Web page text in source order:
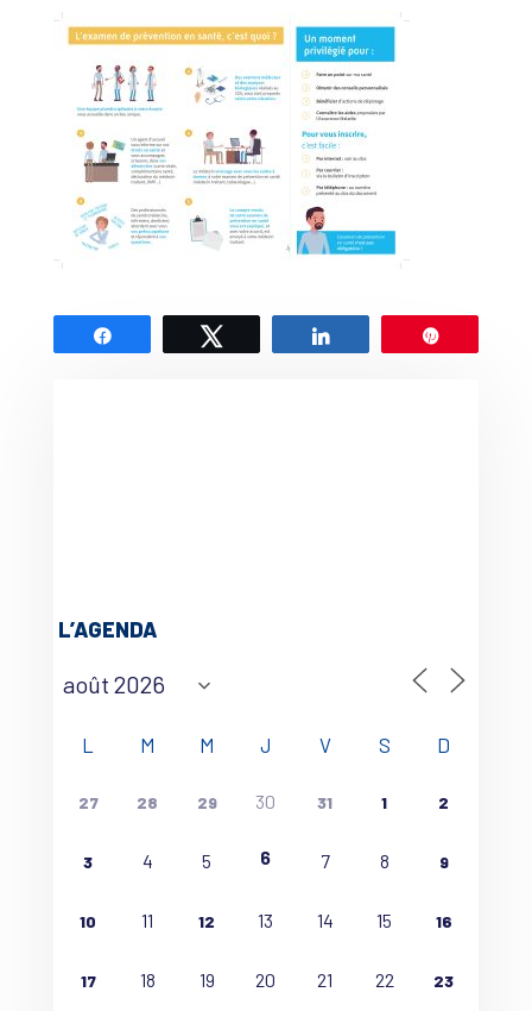
L’AGENDA
L M M J V S D
27 28 29 30 31 1 2
3 4 5 6 7 8 9
10 11 12 13 14 15 16
17 18 19 20 21 22 23